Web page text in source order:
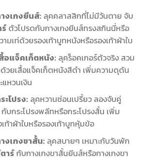
งเกงยีนส์: ลุคคลาสสิกที่ไม่มีวันตาย จับ
ตัวโปรดกับกางเกงยีนส์ทรงสกินนี่หรือ
มเท่ด้วยรองเท้าบูทหนังหรือรองเท้าผ้าใบ
อแจ็คเก็ตหนัง: ลุคร็อคเกอร์ตัวจริง สวม
วยเสื้อแจ็คเก็ตหนังสีดำ เพิ่มความดุดัน
หวนเงิน
ะโปรง: ลุคหวานซ่อนเปรี้ยว ลองจับคู่
บกระโปรงพลีทหรือกระโปรงสั้น เพิ่ม
ท้าผ้าใบหรือรองเท้าบูทหุ้มข้อ
งเกงขาสั้น: ลุคสบายๆ เหมาะกับวันพัก
าร์กับกางเกงขาสั้นยีนส์หรือกางเกงขา